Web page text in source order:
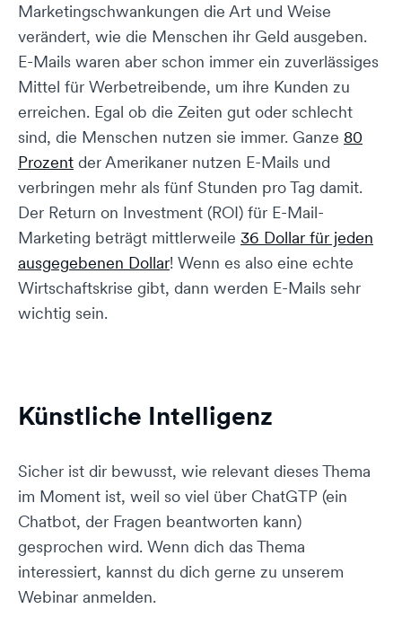
Marketingschwankungen die Art und Weise
verändert, wie die Menschen ihr Geld ausgeben.
E-Mails waren aber schon immer ein zuverlässiges
Mittel für Werbetreibende, um ihre Kunden zu
erreichen. Egal ob die Zeiten gut oder schlecht
sind, die Menschen nutzen sie immer. Ganze 80
Prozent der Amerikaner nutzen E-Mails und
verbringen mehr als fünf Stunden pro Tag damit.
Der Return on Investment (ROI) für E-Mail-
Marketing beträgt mittlerweile 36 Dollar für jeden
ausgegebenen Dollar! Wenn es also eine echte
Wirtschaftskrise gibt, dann werden E-Mails sehr
wichtig sein.
Künstliche Intelligenz
Sicher ist dir bewusst, wie relevant dieses Thema
im Moment ist, weil so viel über ChatGTP (ein
Chatbot, der Fragen beantworten kann)
gesprochen wird. Wenn dich das Thema
interessiert, kannst du dich gerne zu unserem
Webinar anmelden.